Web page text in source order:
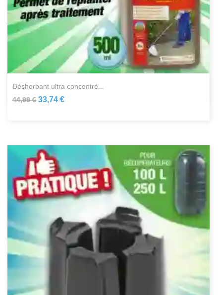
désherbant ultra concentré...
44,99 € 33,74 €